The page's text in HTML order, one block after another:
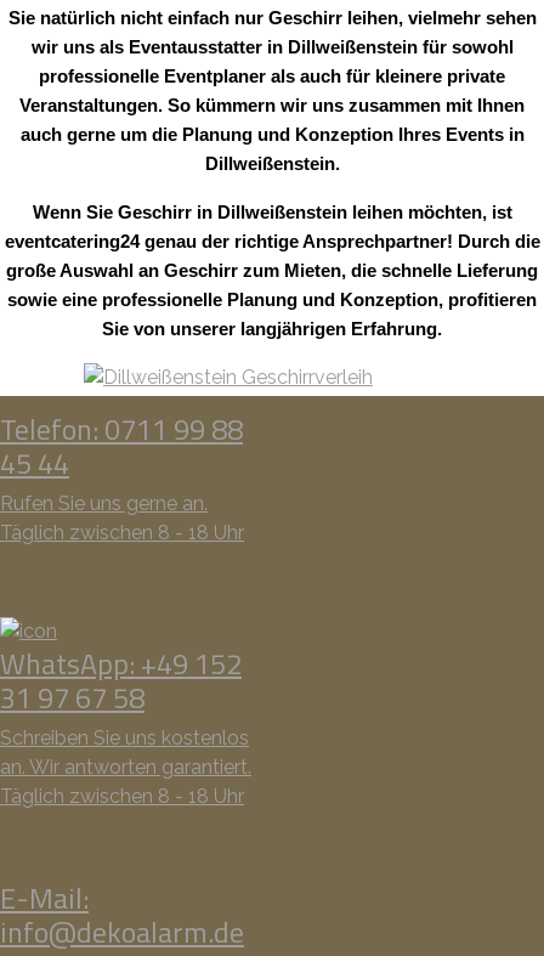
Sie natürlich nicht einfach nur Geschirr leihen, vielmehr sehen
wir uns als Eventausstatter in Dillweißenstein für sowohl
professionelle Eventplaner als auch für kleinere private
Veranstaltungen. So kümmern wir uns zusammen mit Ihnen
auch gerne um die Planung und Konzeption Ihres Events in
Dillweißenstein.
Wenn Sie Geschirr in Dillweißenstein leihen möchten, ist
eventcatering24 genau der richtige Ansprechpartner! Durch die
große Auswahl an Geschirr zum Mieten, die schnelle Lieferung
sowie eine professionelle Planung und Konzeption, profitieren
Sie von unserer langjährigen Erfahrung.
Telefon: 0711 99 88
45 44
Rufen Sie uns gerne an.
Täglich zwischen 8 - 18 Uhr
WhatsApp: +49 152
31 97 67 58
Schreiben Sie uns kostenlos
an. Wir antworten garantiert.
Täglich zwischen 8 - 18 Uhr
E-Mail:
info@dekoalarm.de